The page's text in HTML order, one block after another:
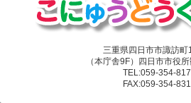
三重県四日市市諏訪町
（本庁舎9F）四日市市役
TEL:059-354-
FAX:059-354-